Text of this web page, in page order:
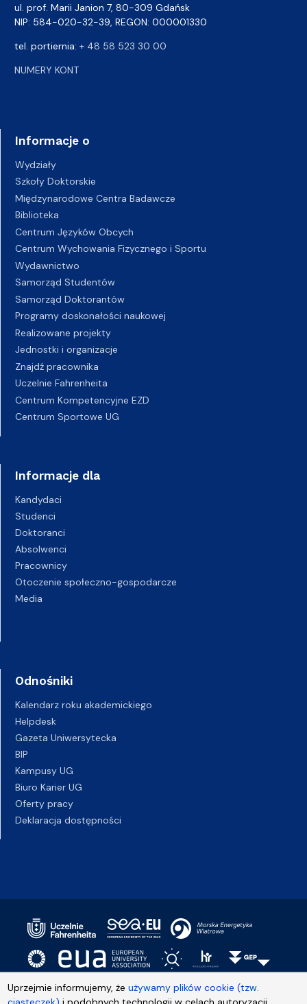
Uprzejmie informujemy, żeużywamy plików cookie (tzw.
ul. prof. Marii Janion 7, 80-309 Gdańsk
NIP: 584-020-32-39, REGON: 000001330
tel. portiernia: + 48 58 523 30 00
NUMERY KONT
Informacje o
Wydziały
Szkoły Doktorskie
Międzynarodowe Centra Badawcze
Biblioteka
Centrum Języków Obcych
Centrum Wychowania Fizycznego i Sportu
Wydawnictwo
Samorząd Studentów
Samorząd Doktorantów
Programy doskonałości naukowej
Realizowane projekty
Jednostki i organizacje
Znajdź pracownika
Uczelnie Fahrenheita
Centrum Kompetencyjne EZD
Centrum Sportowe UG
Informacje dla
Kandydaci
Studenci
Doktoranci
Absolwenci
Pracownicy
Otoczenie społeczno-gospodarcze
Media
Odnośniki
Kalendarz roku akademickiego
Helpdesk
Gazeta Uniwersytecka
BIP
Kampusy UG
Biuro Karier UG
Oferty pracy
Deklaracja dostępności